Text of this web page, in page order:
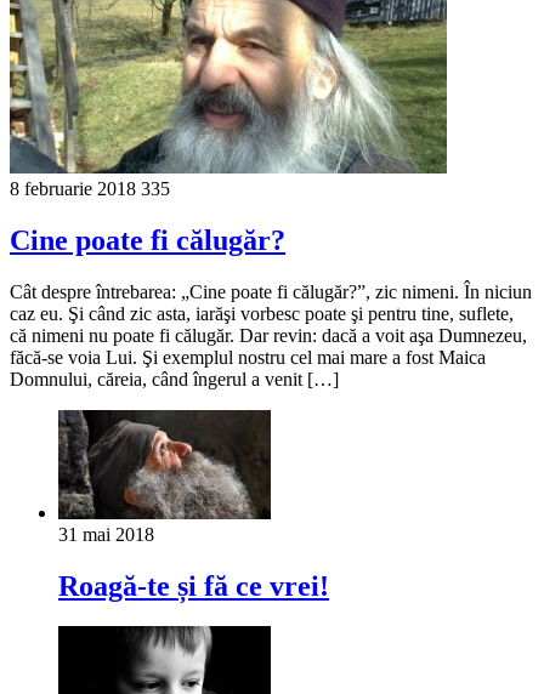
8 februarie 2018 335
Cine poate fi călugăr?
Cât despre întrebarea: „Cine poate fi călugăr?”, zic nimeni. În niciun
caz eu. Şi când zic asta, iarăşi vorbesc poate şi pentru tine, suflete,
că nimeni nu poate fi călugăr. Dar revin: dacă a voit aşa Dumnezeu,
făcă-se voia Lui. Şi exemplul nostru cel mai mare a fost Maica
Dom­nului, căreia, când îngerul a venit […]
31 mai 2018
Roagă-te și fă ce vrei!